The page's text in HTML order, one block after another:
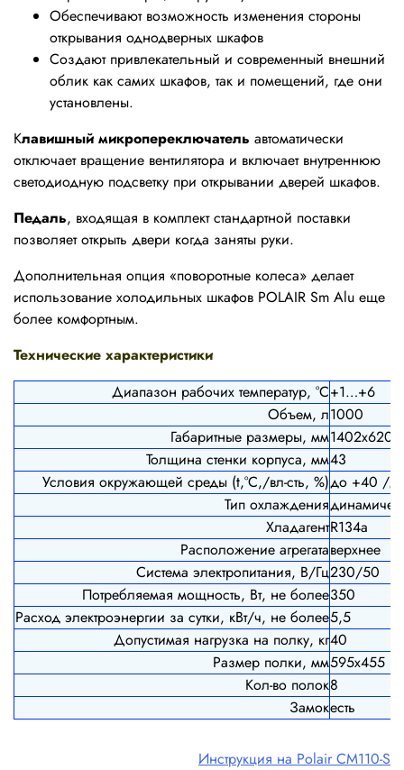
Обеспечивают возможность изменения стороны
открывания однодверных шкафов
Создают привлекательный и современный внешний
облик как самих шкафов, так и помещений, где они
установлены.
Клавишный микропереключатель автоматически
отключает вращение вентилятора и включает внутреннюю
светодиодную подсветку при открывании дверей шкафов.
Педаль, входящая в комплект стандартной поставки
позволяет открыть двери когда заняты руки.
Дополнительная опция «поворотные колеса» делает
использование холодильных шкафов POLAIR Sm Alu еще
более комфортным.
Технические характеристики
Диапазон рабочих температур, °C+1…+6
Объем, л1000
Габаритные размеры, мм1402
Толщина стенки корпуса, мм43
Условия окружающей среды (t,°C,/вл-сть, %)до +40 /
Тип охлаждения
ХладагентR134a
Расположение агрегатаверхнее
Система электропитания, В/Гц230/50
Потребляемая мощность, Вт, не более350
Расход электроэнергии за сутки, кВт/ч, не более5,5
Допустимая нагрузка на полку, кг40
Размер полки, мм595х455
Кол-во полок8
Замокесть
Инструкция на Polair СM110-S